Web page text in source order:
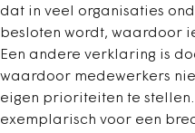
dat in veel organisaties
besloten wordt, waardoor
Een andere verklaring is
waardoor medewerkers
eigen prioriteiten te
exemplarisch voor een